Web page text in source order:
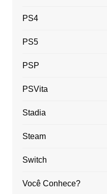
PS4
PS5
PSP
PSVita
Stadia
Steam
Switch
Você Conhece?